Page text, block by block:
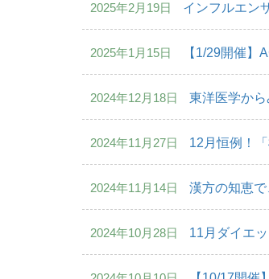
2025年2月19日 インフルエン
2025年1月15日 【1/29開催】
2024年12月18日 東洋医学か
2024年11月27日 12月恒例！
2024年11月14日 漢方の知恵で
2024年10月28日 11月ダイエ